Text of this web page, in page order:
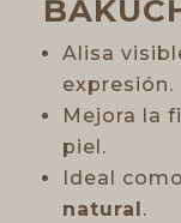
Alisa
expresión.
Mejora la
piel.
Ideal como
natural .